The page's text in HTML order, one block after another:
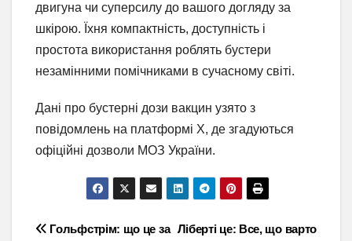
двигуна чи суперсилу до вашого догляду за
шкірою. Їхня компактність, доступність і
простота використання роблять бустери
незамінними помічниками в сучасному світі.
Дані про бустерні дози вакцин узято з
повідомлень на платформі X, де згадуються
офіційні дозволи МОЗ України.
Навігація
Ліберті це: Все, що варто
Гольфстрім: що це за